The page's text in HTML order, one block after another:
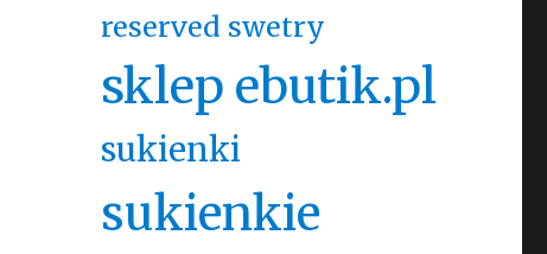
reserved swetry
sklep ebutik.pl
sukienki
sukienkie